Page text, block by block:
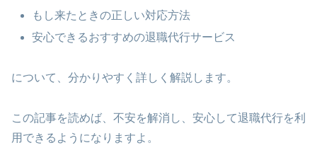
もし来たときの正しい対応方法
安心できるおすすめの退職代行サービス
について、分かりやすく詳しく解説します。
この記事を読めば、不安を解消し、安心して退職代行を利
用できるようになりますよ。